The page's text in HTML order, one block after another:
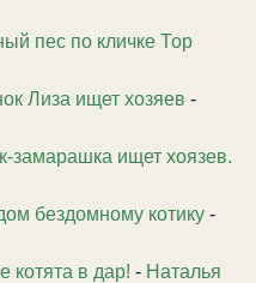
пес по кличке Тор
Лиза ищет хозяев -
замарашка ищет хоязев.
бездомному котику -
котята в дар! - Наталья